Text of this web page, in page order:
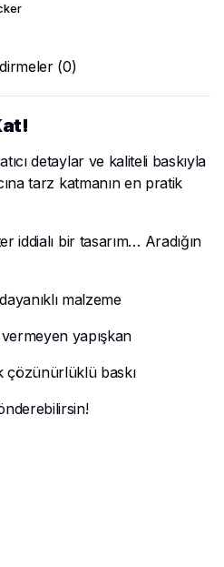
(0)
detaylar ve kaliteli baskıyla
tarz katmanın en pratik
iddialı bir tasarım… Aradığın
malzeme
yapışkan
çözünürlüklü baskı